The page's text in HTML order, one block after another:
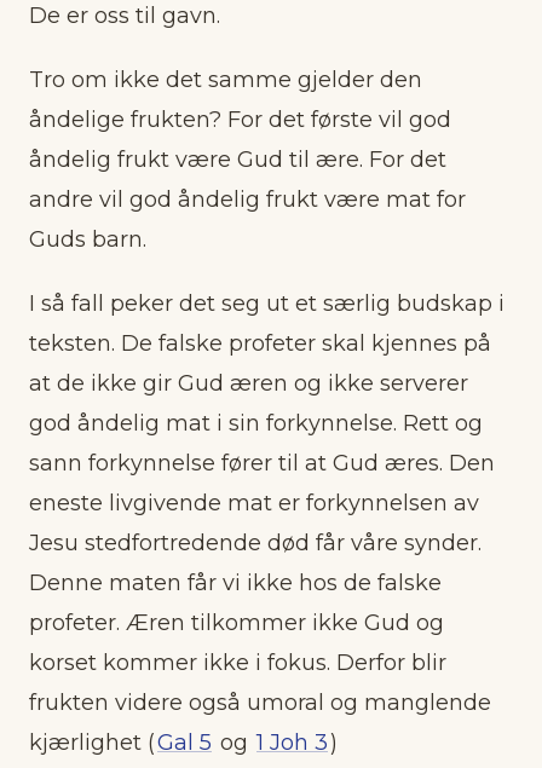
De er oss til gavn.
Tro om ikke det samme gjelder den
åndelige frukten? For det første vil god
åndelig frukt være Gud til ære. For det
andre vil god åndelig frukt være mat for
Guds barn.
I så fall peker det seg ut et særlig budskap i
teksten. De falske profeter skal kjennes på
at de ikke gir Gud æren og ikke serverer
god åndelig mat i sin forkynnelse. Rett og
sann forkynnelse fører til at Gud æres. Den
eneste livgivende mat er forkynnelsen av
Jesu stedfortredende død får våre synder.
Denne maten får vi ikke hos de falske
profeter. Æren tilkommer ikke Gud og
korset kommer ikke i fokus. Derfor blir
frukten videre også umoral og manglende
kjærlighet (Gal 5 og 1 Joh 3)